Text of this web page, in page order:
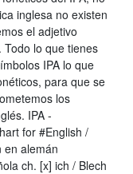
inglesa no existen
el adjetivo
lo que tienes
IPA lo que
para que se
los
IPA -
for #English /
alemán
ch. [x] ich / Blech